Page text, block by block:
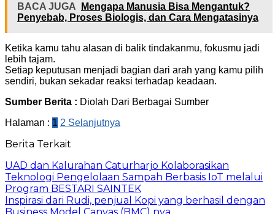
BACA JUGA
Mengapa Manusia Bisa Mengantuk?
Penyebab, Proses Biologis, dan Cara Mengatasinya
Ketika kamu tahu alasan di balik tindakanmu, fokusmu jadi
lebih tajam.
Setiap keputusan menjadi bagian dari arah yang kamu pilih
sendiri, bukan sekadar reaksi terhadap keadaan.
Sumber Berita : Diolah Dari Berbagai Sumber
Halaman : 1 2 Selanjutnya
Berita Terkait
UAD dan Kalurahan Caturharjo Kolaborasikan
Teknologi Pengelolaan Sampah Berbasis IoT melalui
Program BESTARI SAINTEK
Inspirasi dari Rudi, penjual Kopi yang berhasil dengan
Business Model Canvas (BMC) nya